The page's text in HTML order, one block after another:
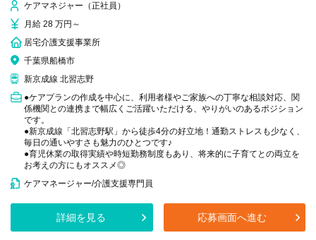
ケアマネジャー（正社員）
月給 28 万円～
居宅介護支援事業所
千葉県船橋市
新京成線 北習志野
●ケアプランの作成を中心に、利用者様やご家族への丁寧な相談対応、関
係機関との連携まで幅広くご活躍いただける、やりがいのあるポジション
です。
●新京成線「北習志野駅」から徒歩4分の好立地！通勤ストレスも少なく、
毎日の通いやすさも魅力のひとつです♪
●育児休業の取得実績や時短勤務制度もあり、将来的に子育てとの両立を
お考えの方にもオススメ◎
ケアマネージャー/介護支援専門員
詳細を見る 応募画面へ進む